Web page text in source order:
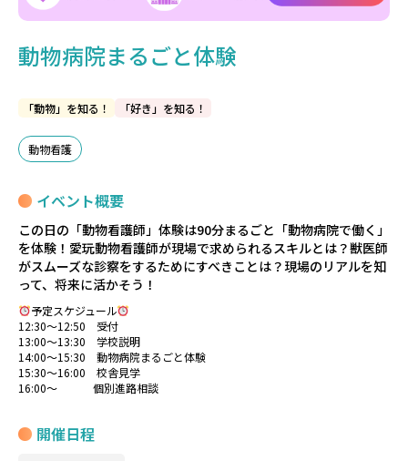
動物病院まるごと体験
「動物」を知る！ 「好き」を知る！
動物看護
イベント概要
この日の「動物看護師」体験は90分まるごと「動物病院で働く」
を体験！愛玩動物看護師が現場で求められるスキルとは？獣医師
がスムーズな診察をするためにすべきことは？現場のリアルを知
って、将来に活かそう！
予定スケジュール
12:30～12:50 受付
13:00～13:30 学校説明
14:00～15:30 動物病院まるごと体験
15:30～16:00 校舎見学
16:00～ 個別進路相談
開催日程